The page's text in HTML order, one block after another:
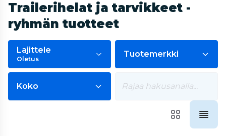
Trailerihelat ja tarvikkeet -
ryhmän tuotteet
Lajittele
Oletus
Tuotemerkki
Koko